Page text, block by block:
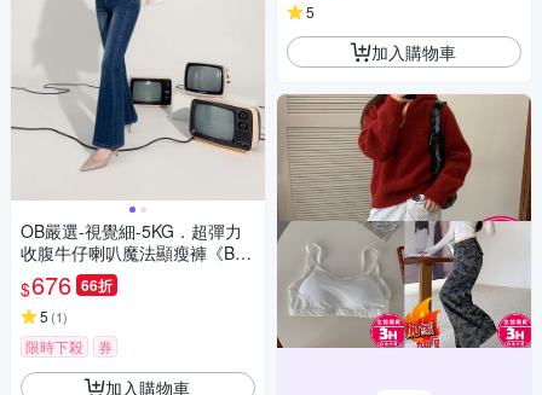
OB嚴選-視覺細-5KG．超彈力
收腹牛仔喇叭魔法顯瘦褲《BA6
939-》
$676 66折
5 (1)
限時下殺 券
加入購物車
5
加入購物車